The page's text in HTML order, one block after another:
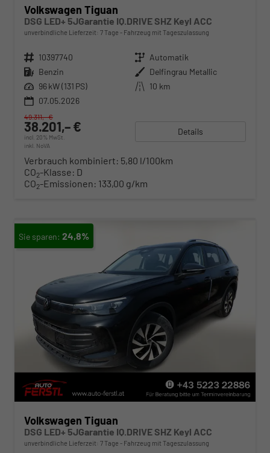
Volkswagen Tiguan
DSG LED+ 5JGarantie IQ.DRIVE SHZ Keyl ACC
unverbindliche Lieferzeit: 7 Tage Fahrzeug mit Tageszulassung
Fahrzeugnr. 10397740 Getriebe Automatik
Kraftstoff Benzin Außenfarbe Delfingrau Metallic
Leistung 96 kW (131 PS) Kilometerstand 10 km
07.05.2026
38.201,– €
incl. 20% MwSt.
inkl. NoVA
49.311,– €
Details
Verbrauch kombiniert: 5,80 l/100km
CO2-Klasse: D
CO2-Emissionen: 133,00 g/km
24,8%
Volkswagen Tiguan
DSG LED+ 5JGarantie IQ.DRIVE SHZ Keyl ACC
unverbindliche Lieferzeit: 7 Tage Fahrzeug mit Tageszulassung